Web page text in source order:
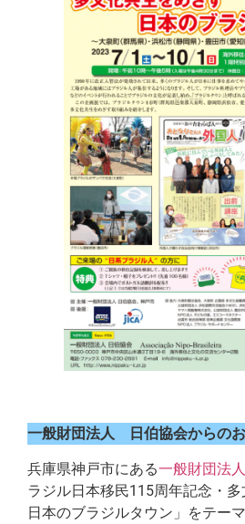
一般財団法人 日伯協会からの
兵庫県神戸市にある一般財団法
ラジル日本移民115周年記念・
日本のブラジルタウン」をテー